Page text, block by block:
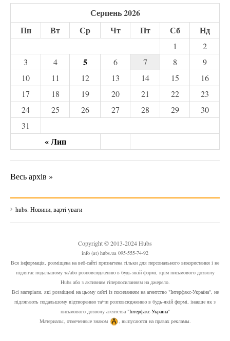
Серпень 2026
Пн
Вт Ср Чт Пт Сб Нд
« Лип
1
2
3
4 5 6 7 8
9
10
11 12 13 14 15
16
17
18 19 20 21 22
23
24
25 26 27 28 29
30
31
Весь архів »
hubs. Новини, варті уваги
Copyright © 2013-2024 Hubs
info (at) hubs.ua 095-555-74-92
Вся інформація, розміщена на веб-сайті призначена тільки для персонального використання і не
підлягає подальшому та/або розповсюдженню в будь-якій формі, крім письмового дозволу
Hubs або з активним гіперпосиланням на джерело.
Всі матеріали, які розміщені на цьому сайті із посиланням на агентство "Інтерфакс-Україна", не
підлягають подальшому відтворенню та/чи розповсюдженню в будь-якій формі, інакше як з
письмового дозволу агентства "Інтерфакс-Україна"
Материалы, отмеченные знаком
, выпусаются на правах рекламы.